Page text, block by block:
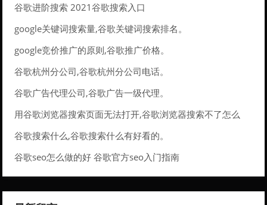
谷歌进阶搜索 2021谷歌搜索入口
google关键词搜索量,谷歌关键词搜索排名。
google竞价推广的原则,谷歌推广价格。
谷歌杭州分公司,谷歌杭州分公司电话。
谷歌广告代理公司,谷歌广告一级代理。
用谷歌浏览器搜索页面无法打开,谷歌浏览器搜索不了怎么
办。
谷歌搜索什么,谷歌搜索什么有好看的。
谷歌seo怎么做的好 谷歌官方seo入门指南